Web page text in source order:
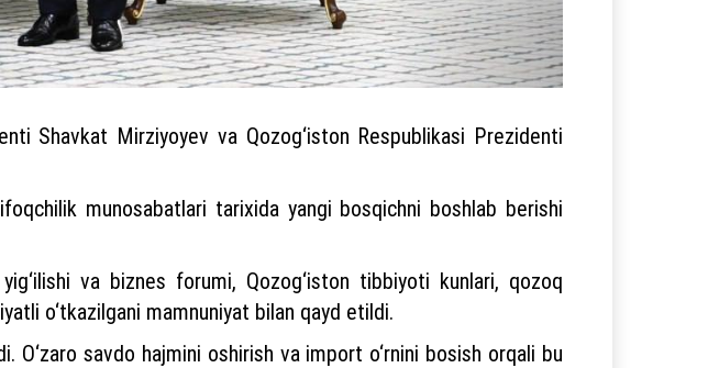
Shavkat Mirziyoyev va Qozog‘iston Respublikasi Prezidenti
munosabatlari tarixida yangi bosqichni boshlab berishi
va biznes forumi, Qozog‘iston tibbiyoti kunlari, qozoq
o‘tkazilgani mamnuniyat bilan qayd etildi.
savdo hajmini oshirish va import o‘rnini bosish orqali bu